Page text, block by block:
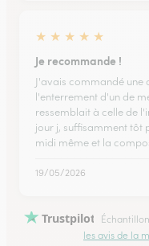
★ ★ ★ ★ ★
Je recommande !
J'avais commandé
l'enterrement d'un de
ressemblait à celle de
jour j, suffisamment tôt
midi même et la
19/05/2026
Trustpilot
les avis de la